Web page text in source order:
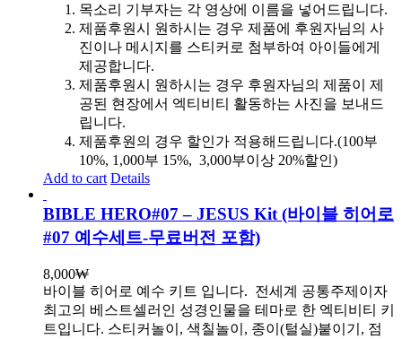
목소리 기부자는 각 영상에 이름을 넣어드립니다.
제품후원시 원하시는 경우 제품에 후원자님의 사
진이나 메시지를 스티커로 첨부하여 아이들에게
제공합니다.
제품후원시 원하시는 경우 후원자님의 제품이 제
공된 현장에서 엑티비티 활동하는 사진을 보내드
립니다.
제품후원의 경우 할인가 적용해드립니다.(100부
10%, 1,000부 15%, 3,000부이상 20%할인)
Add to cart Details
BIBLE HERO#07 – JESUS Kit (바이블 히어로
#07 예수세트-무료버전 포함)
8,000₩
바이블 히어로 예수 키트 입니다. 전세계 공통주제이자
최고의 베스트셀러인 성경인물을 테마로 한 엑티비티 키
트입니다. 스티커놀이, 색칠놀이, 종이(털실)붙이기, 점